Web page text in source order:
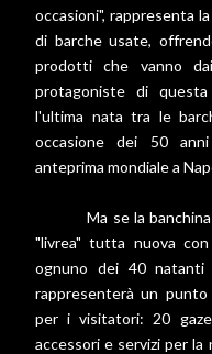
occasioni", rappresenta
di barche usate,
prodotti che vanno
protagoniste di
l'ultima nata tra le
occasione dei 50
anteprima mondiale a
Ma se la
"livrea" tutta nuova
ognuno dei 40 natanti
rappresenterà un
per i visitatori: 20
accessori e servizi per la